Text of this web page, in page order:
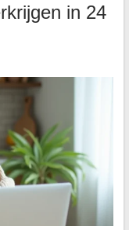
in 24